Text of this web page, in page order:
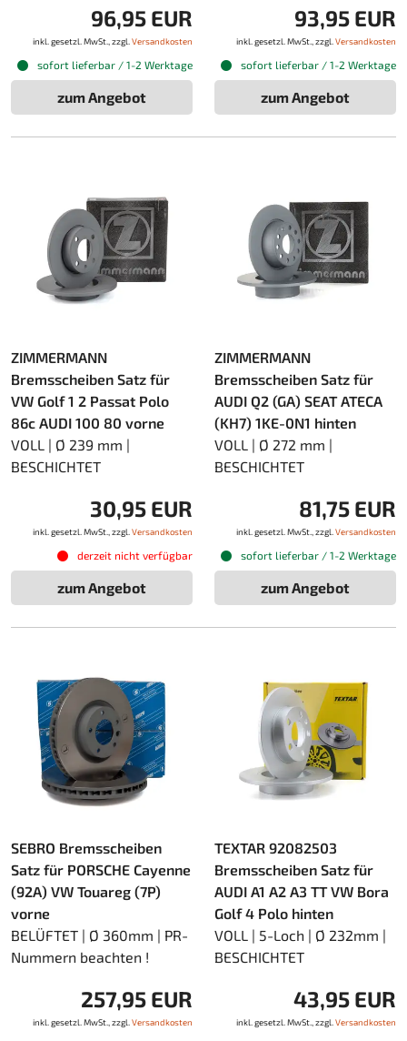
96,95 EUR
inkl. gesetzl. MwSt., zzgl. Versandkosten
sofort lieferbar / 1-2 Werktage
zum Angebot
93,95 EUR
inkl. gesetzl. MwSt., zzgl. Versandkosten
sofort lieferbar / 1-2 Werktage
zum Angebot
ZIMMERMANN
Bremsscheiben Satz für
VW Golf 1 2 Passat Polo
86c AUDI 100 80 vorne
VOLL | Ø 239 mm |
BESCHICHTET
30,95 EUR
inkl. gesetzl. MwSt., zzgl. Versandkosten
derzeit nicht verfügbar
zum Angebot
ZIMMERMANN
Bremsscheiben Satz für
AUDI Q2 (GA) SEAT ATECA
(KH7) 1KE-0N1 hinten
VOLL | Ø 272 mm |
BESCHICHTET
81,75 EUR
inkl. gesetzl. MwSt., zzgl. Versandkosten
sofort lieferbar / 1-2 Werktage
zum Angebot
SEBRO Bremsscheiben
Satz für PORSCHE Cayenne
(92A) VW Touareg (7P)
vorne
BELÜFTET | Ø 360mm | PR-
Nummern beachten !
257,95 EUR
inkl. gesetzl. MwSt., zzgl. Versandkosten
TEXTAR 92082503
Bremsscheiben Satz für
AUDI A1 A2 A3 TT VW Bora
Golf 4 Polo hinten
VOLL | 5-Loch | Ø 232mm |
BESCHICHTET
43,95 EUR
inkl. gesetzl. MwSt., zzgl. Versandkosten